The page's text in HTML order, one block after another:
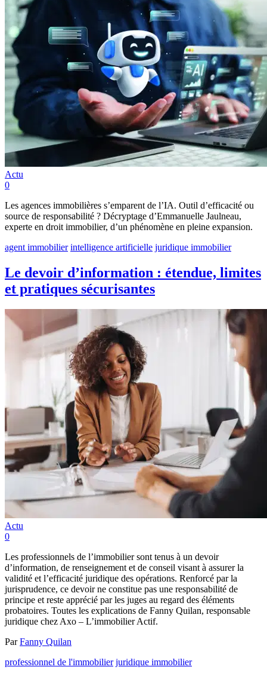
Actu
0
Les agences immobilières s’emparent de l’IA. Outil d’efficacité ou
source de responsabilité ? Décryptage d’Emmanuelle Jaulneau,
experte en droit immobilier, d’un phénomène en pleine expansion.
agent immobilier intelligence artificielle juridique immobilier
Le devoir d’information : étendue, limites
et pratiques sécurisantes
Actu
0
Les professionnels de l’immobilier sont tenus à un devoir
d’information, de renseignement et de conseil visant à assurer la
validité et l’efficacité juridique des opérations. Renforcé par la
jurisprudence, ce devoir ne constitue pas une responsabilité de
principe et reste apprécié par les juges au regard des éléments
probatoires. Toutes les explications de Fanny Quilan, responsable
juridique chez Axo – L’immobilier Actif.
ParFanny Quilan
professionnel de l'immobilier juridique immobilier